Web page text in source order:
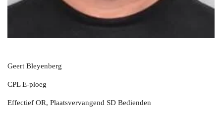
Geert Bleyenberg
CPL E-ploeg
Effectief OR, Plaatsvervangend SD Bedienden